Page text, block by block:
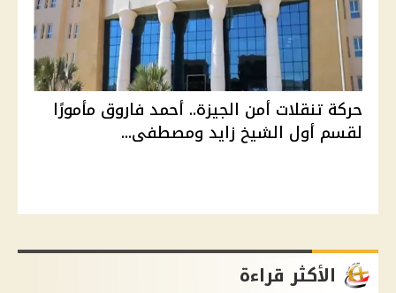
حركة تنقلات أمن الجيزة.. أحمد فاروق مأمورًا
لقسم أول الشيخ زايد ومصطفى...
الأكثر قراءة